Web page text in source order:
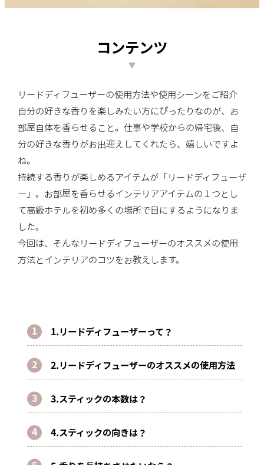
コンテンツ
リードディフューザーの使用方法や使用シーンをご紹介
自分の好きな香りを楽しみたい方にぴったりなのが、お
部屋自体を香らせること。仕事や学校からの帰宅後、自
分の好きな香りがお出迎えしてくれたら、嬉しいですよ
ね。
持続する香りが楽しめるアイテムが「リードディフューザ
ー」。お部屋を香らせるインテリアアイテムの１つとし
て高級ホテルを初め多くの場所で目にするようになりま
した。
今回は、そんなリードディフューザーのオススメの使用
方法とインテリアのコツをお教えします。
1.リードディフューザーって？
2.リードディフューザーのオススメの使用方法
3.スティックの本数は？
4.スティックの向きは？